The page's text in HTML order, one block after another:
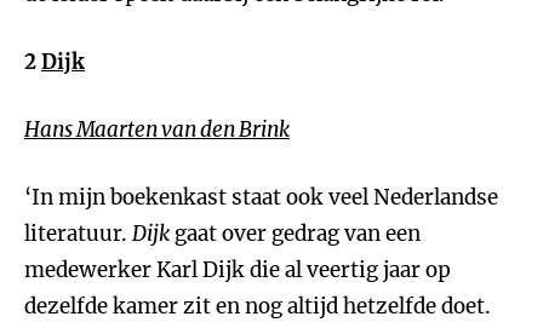
2Dijk
Hans Maarten van den Brink
‘In mijn boekenkast staat ook veel Nederlandse
literatuur. Dijk gaat over gedrag van een
medewerker Karl Dijk die al veertig jaar op
dezelfde kamer zit en nog altijd hetzelfde doet.